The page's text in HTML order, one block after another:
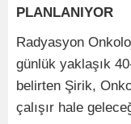
PLANLANIYOR
Radyasyon
günlük yaklaşık
belirten Şirik,
çalışır hale